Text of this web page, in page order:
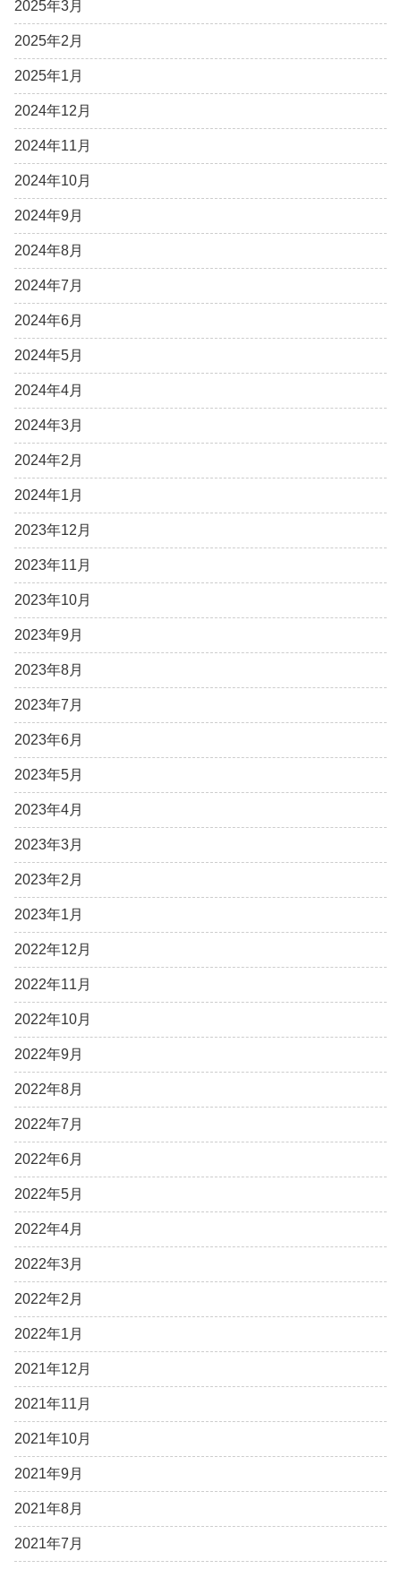
2025年3月
2025年2月
2025年1月
2024年12月
2024年11月
2024年10月
2024年9月
2024年8月
2024年7月
2024年6月
2024年5月
2024年4月
2024年3月
2024年2月
2024年1月
2023年12月
2023年11月
2023年10月
2023年9月
2023年8月
2023年7月
2023年6月
2023年5月
2023年4月
2023年3月
2023年2月
2023年1月
2022年12月
2022年11月
2022年10月
2022年9月
2022年8月
2022年7月
2022年6月
2022年5月
2022年4月
2022年3月
2022年2月
2022年1月
2021年12月
2021年11月
2021年10月
2021年9月
2021年8月
2021年7月